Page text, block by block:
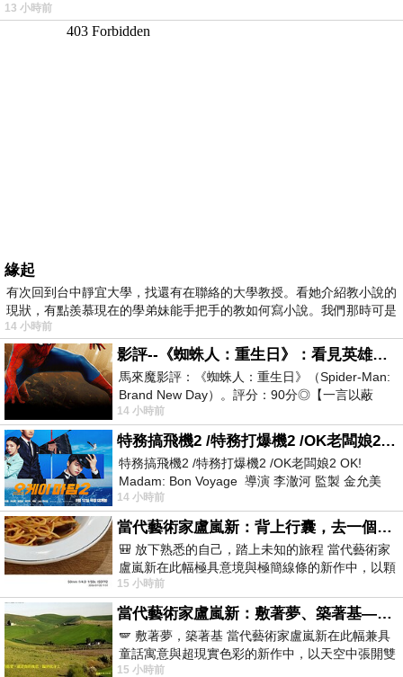
在教
13 小時前
緣起
有次回到台中靜宜大學，找還有在聯絡的大學教授。看她介紹教小說的
現狀，有點羨慕現在的學弟妹能手把手的教如何寫小說。我們那時可是
14 小時前
影評--《蜘蛛人：重生日》：看見英雄的孤獨與重生
馬來魔影評：《蜘蛛人：重生日》（Spider-Man:
Brand New Day）。評分：90分◎【一言以蔽
之】：一個失去一切的英雄，學會放下孤獨、
14 小時前
特務搞飛機2 /特務打爆機2 /OK老闆娘2 OK! Madam: Bon Voyage
特務搞飛機2 /特務打爆機2 /OK老闆娘2 OK!
Madam: Bon Voyage 導演 李澈河 監製 金允美
劇本 申鉉成 主演 嚴正化 朴誠雄
14 小時前
當代藝術家盧嵐新：背上行囊，去一個沒有人認識你的地方——看風景，也遇見渴望出發的自己
🎒 放下熟悉的自己，踏上未知的旅程 當代藝術家
盧嵐新在此幅極具意境與極簡線條的新作中，以顆
粒感豐富的灰綠粗糙背景，搭配凝練且具
15 小時前
當代藝術家盧嵐新：敷著夢、築著基——讓筆觸成為存在過的證據，將相遇的溫度熔鑄成新的模樣
🪽 敷著夢，築著基 當代藝術家盧嵐新在此幅兼具
童話寓意與超現實色彩的新作中，以天空中張開雙
翼的神聖形象與地面上聚集的人群對話，
15 小時前